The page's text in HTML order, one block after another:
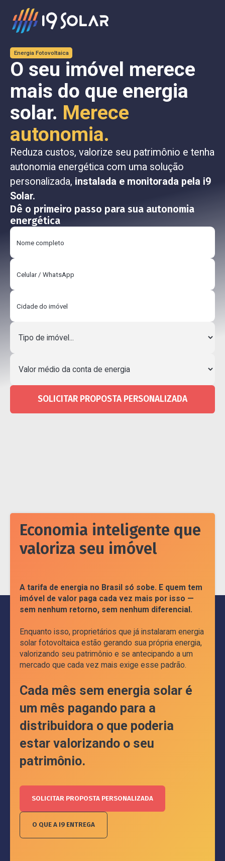
Energia Fotovoltaica
O seu imóvel merece
mais do que energia
solar. Merece
autonomia.
Reduza custos, valorize seu patrimônio e tenha
autonomia energética com uma solução
personalizada, instalada e monitorada pela i9
Solar.
Dê o primeiro passo para sua autonomia
energética
Economia inteligente que
valoriza seu imóvel
A tarifa de energia no Brasil só sobe. E quem tem
imóvel de valor paga cada vez mais por isso —
sem nenhum retorno, sem nenhum diferencial.
Enquanto isso, proprietários que já instalaram energia
solar fotovoltaica estão gerando sua própria energia,
valorizando seu patrimônio e se antecipando a um
mercado que cada vez mais exige esse padrão.
Cada mês sem energia solar é
um mês pagando para a
distribuidora o que poderia
estar valorizando o seu
patrimônio.
SOLICITAR PROPOSTA PERSONALIZADA
O QUE A I9 ENTREGA